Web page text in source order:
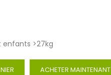
>27kg
ACHETER MAINTENANT